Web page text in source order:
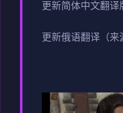
更新简体中文翻
更新俄语翻译（